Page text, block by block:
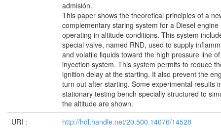
admisión.
This paper shows the theoretical principies of a
complementary staring system for a Diesel engine
operating in altitude conditions. This system
special valve, named RND, used to supply
and volatile liquids toward the high pressure line
inyection system. This system permits to reduce
ignition delay at the starting. It also prevent the
turn out after starting. Some experimental results
stationary testing bench specially structured to
the altitude are shown.
URI :
http://hdl.handle.net/20.500.14076/14528